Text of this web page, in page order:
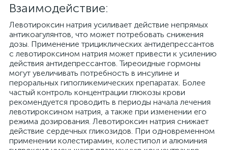
Взаимодействие:
Левотироксин натрия усиливает действие непрямых
антикоагулянтов, что может потребовать снижения
дозы. Применение трициклических антидепрессантов
с левотироксином натрия может привести к усилению
действия антидепрессантов. Тиреоидные гормоны
могут увеличивать потребность в инсулине и
пероральных гипогликемических npeпаратах. Более
частый контроль концентрации глюкозы крови
рекомендуется проводить в периоды начала лечения
левотироксином натрия, а также при изменении его
режима дозирования. Левотироксин натрия снижает
действие сердечных гликозидов. При одновременном
применении колестирамин, колестипол и алюминия